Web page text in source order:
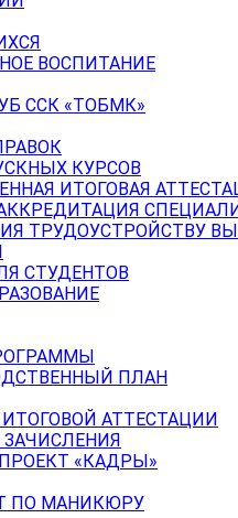
ВОСПИТАНИЕ
ССК «ТОБМК»
КУРСОВ
ИТОГОВАЯ
ТРУДОУСТРОЙСТВУ
СТУДЕНТОВ
ПЛАН
АТТЕСТАЦИИ
«КАДРЫ»
ПО МАНИКЮРУ